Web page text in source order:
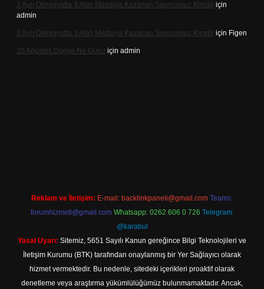
3 Ayrı Olimpiyatta 3 Altın Madalya Kazanan Sporcumuz Kimdir için
admin
3 Ayrı Olimpiyatta 3 Altın Madalya Kazanan Sporcumuz Kimdir için Figen
20 Ağustos Dünya Ne Günü için admin
Reklam ve İletişim: E-mail: backlinkpaneli@gmail.com Teams:
forumhizmeti@gmail.com Whatsapp: 0262 606 0 726 Telegram:
@karabul
Yasal Uyarı: Sitemiz, 5651 Sayılı Kanun gereğince Bilgi Teknolojileri ve
İletişim Kurumu (BTK) tarafından onaylanmış bir Yer Sağlayıcı olarak
hizmet vermektedir. Bu nedenle, sitedeki içerikleri proaktif olarak
denetleme veya araştırma yükümlülüğümüz bulunmamaktadır. Ancak,